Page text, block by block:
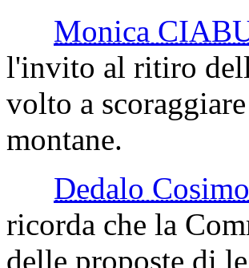
Monica
l'invito al ritiro
volto a
montane.
Dedalo
ricorda che la
delle proposte di